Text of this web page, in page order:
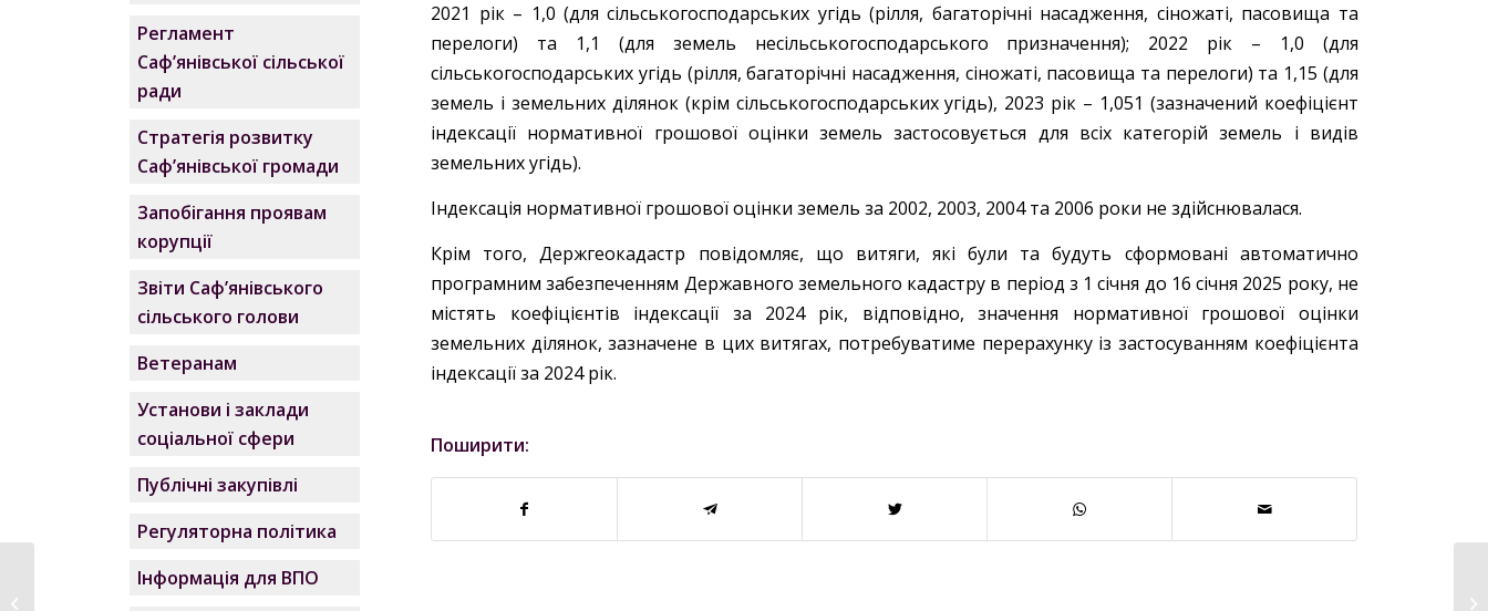
2021 рік – 1,0 (для сільськогосподарських угідь (рілля, багаторічні насадження, сіножаті, пасовища та
перелоги) та 1,1 (для земель несільськогосподарського призначення); 2022 рік – 1,0 (для
сільськогосподарських угідь (рілля, багаторічні насадження, сіножаті, пасовища та перелоги) та 1,15 (для
земель і земельних ділянок (крім сільськогосподарських угідь), 2023 рік – 1,051 (зазначений коефіцієнт
індексації нормативної грошової оцінки земель застосовується для всіх категорій земель і видів
земельних угідь).
Індексація нормативної грошової оцінки земель за 2002, 2003, 2004 та 2006 роки не здійснювалася.
Крім того, Держгеокадастр повідомляє, що витяги, які були та будуть сформовані автоматично
програмним забезпеченням Державного земельного кадастру в період з 1 січня до 16 січня 2025 року, не
містять коефіцієнтів індексації за 2024 рік, відповідно, значення нормативної грошової оцінки
земельних ділянок, зазначене в цих витягах, потребуватиме перерахунку із застосуванням коефіцієнта
індексації за 2024 рік.
Поширити:
Регламент
Саф’янівської сільської
ради
Стратегія розвитку
Саф’янівської громади
Запобігання проявам
корупції
Звіти Саф’янівського
сільського голови
Ветеранам
Установи і заклади
соціальної сфери
Публічні закупівлі
Регуляторна політика
Інформація для ВПО
Паспорт бюджетної